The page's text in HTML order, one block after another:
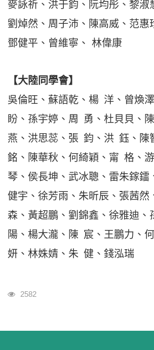
麥詠祈、洪于鈞、阮均彤、黎淑
劉焯然、周子沛、陳高威、范惠
鄧健平、曾維寧、 林偉康
【大陸同學會】
吳倫旺、蘇語乾、楊 洋、曾煥
盼、孫宇婷、周 勇、杜貝貝、
燕、洪思蕊、張 鈞、洪 鈺、陳
銘、陳華秋、何綺穎、甯 格、
琴、侯長坤、武冰聰、雷朱鎵鐳
健宇、徐芳雨、朱昕辰、張茜然
森、黃超鵬、劉錦鑫、徐雅迪、
陽、楊大瀧、陳 宸、王鵬力、
妍、林姝婧、朱 健、錢泓瑞
瀏覽人次
2582